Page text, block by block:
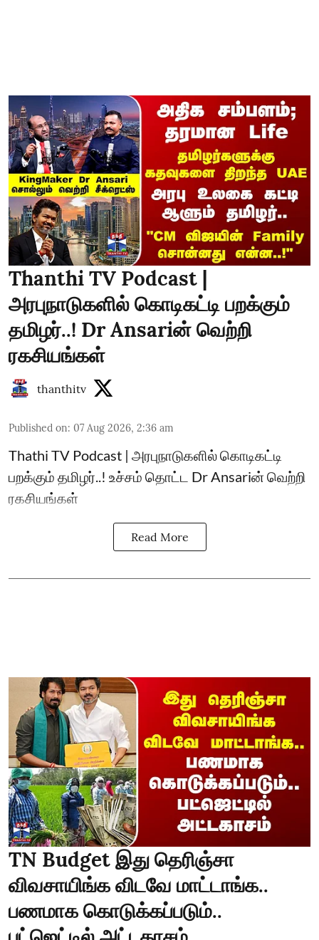
Thanthi TV Podcast |
அரபுநாடுகளில் கொடிகட்டி பறக்கும்
தமிழர்..! Dr Ansariன் வெற்றி
ரகசியங்கள்
thanthitv
Published on: 07 Aug 2026, 2:36 am
Thathi TV Podcast | அரபுநாடுகளில் கொடிகட்டி
பறக்கும் தமிழர்..! உச்சம் தொட்ட Dr Ansariன் வெற்றி
ரகசியங்கள்
Read More
TN Budget இது தெரிஞ்சா
விவசாயிங்க விடவே மாட்டாங்க..
பணமாக கொடுக்கப்படும்..